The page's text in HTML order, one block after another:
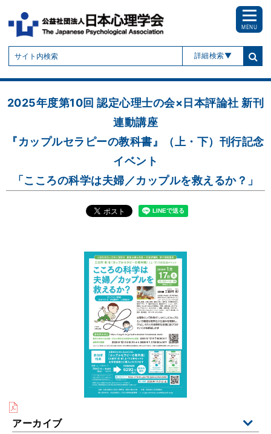
詳細検索
MENU
2025年度第10回 認定心理士の会×日本評論社 新刊
連動講座
『カップルセラピーの教科書』（上・下）刊行記念
イベント
「こころの科学は夫婦／カップルを救えるか？」
アーカイブ